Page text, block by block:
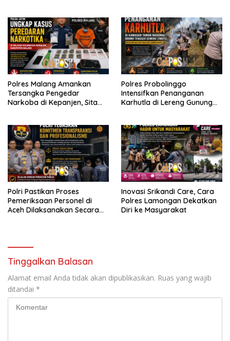
Polres Malang Amankan
Tersangka Pengedar
Narkoba di Kepanjen, Sita
Polres Probolinggo
Intensifkan Penanganan
Karhutla di Lereng Gunung
Polri Pastikan Proses
Pemeriksaan Personel di
Aceh Dilaksanakan Secara
Inovasi Srikandi Care, Cara
Polres Lamongan Dekatkan
Diri ke Masyarakat
Tinggalkan Balasan
Alamat email Anda tidak akan dipublikasikan. Ruas yang wajib
ditandai *